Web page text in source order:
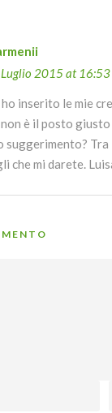
2015 at 16:53
ho inserito le mie
è il posto
suggerimento? Tra
che mi darete.